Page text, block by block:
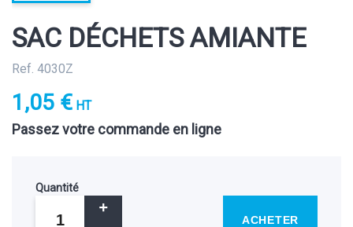
SAC DÉCHETS AMIANTE
Ref. 4030Z
1,05 € HT
Passez votre commande en ligne
Quantité
ACHETER